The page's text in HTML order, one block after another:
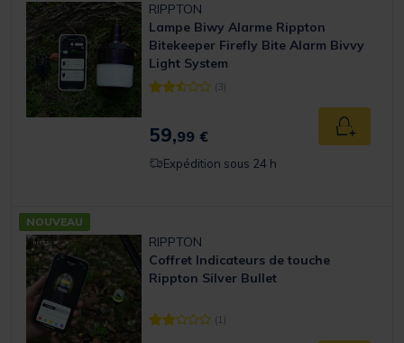
RIPPTON
Lampe Biwy Alarme Rippton
Bitekeeper Firefly Bite Alarm Bivvy
Light System
[object Object] out of 5 Customer Rating
(3)
59,99 € Ajouter
Expédition sous 24 h
NOUVEAU
RIPPTON
Coffret Indicateurs de touche
Rippton Silver Bullet
[object Object] out of 5 Customer Rating
(1)